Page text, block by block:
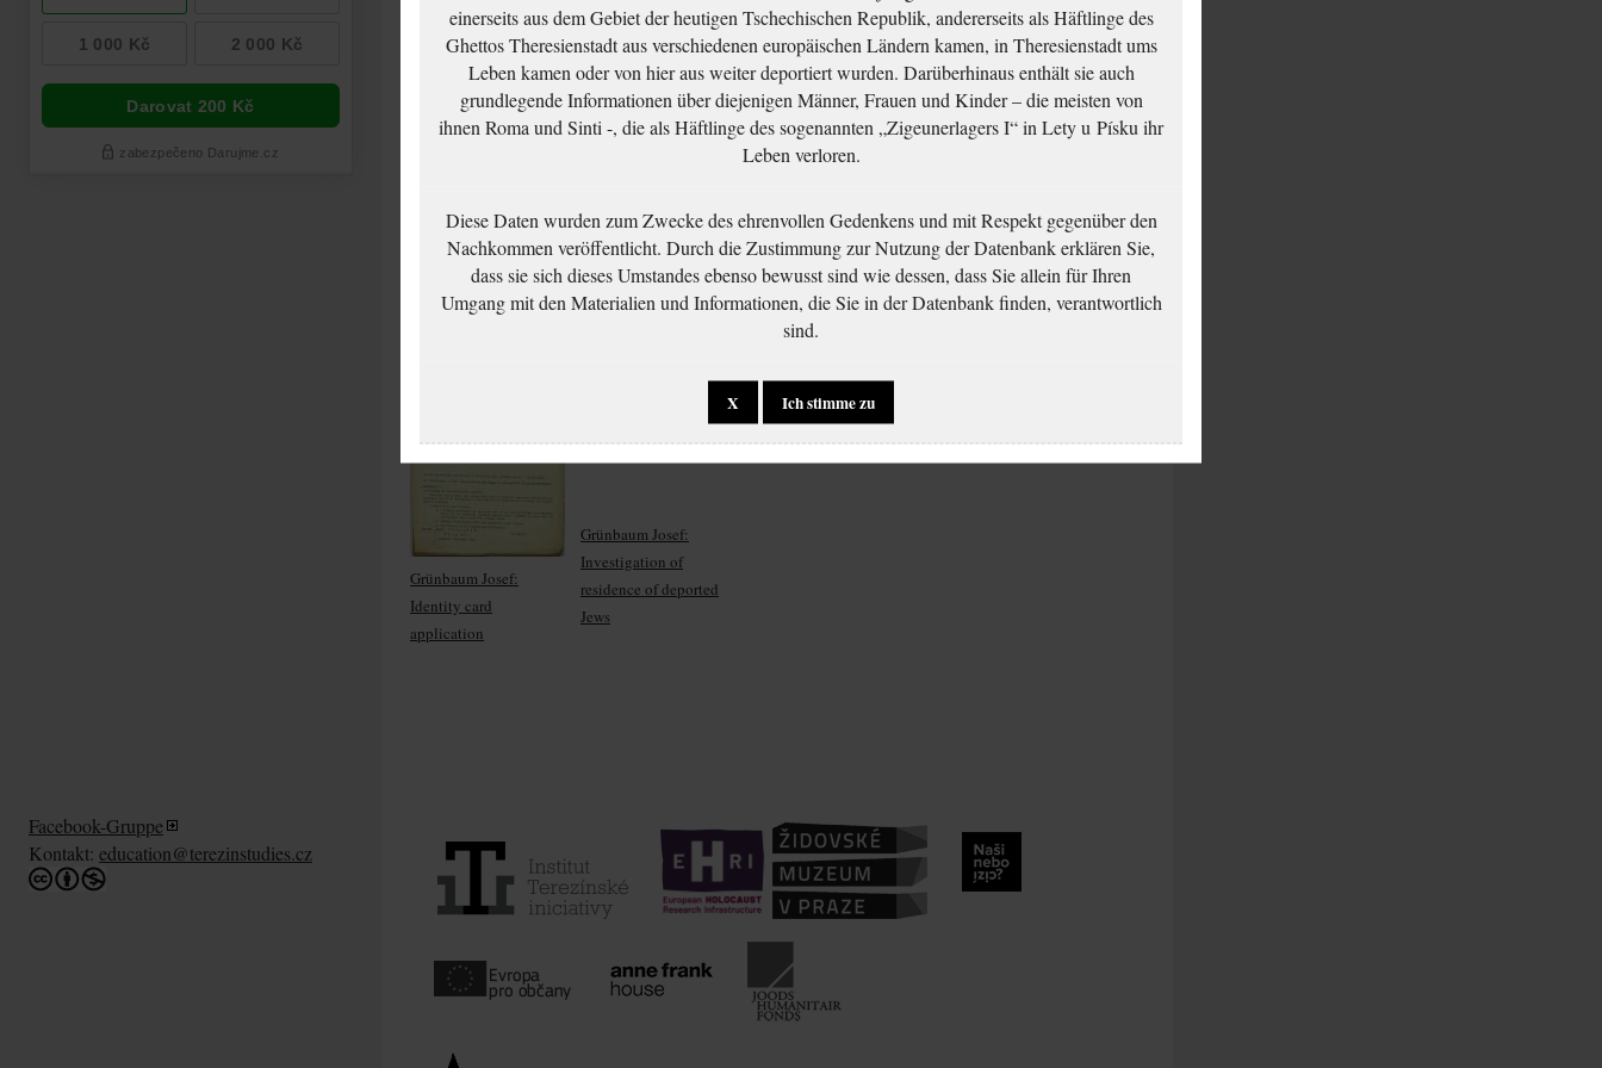
Grünbaum Josef:
Žádost o potvrzení
Grünbaum Josef:
Provisional passport
form
Grünbaum Josef:
Residence permit
application
Grünbaum Josef:
Šetření o osobě
Grünbaum Josef:
Identity card
application
Grünbaum Josef:
Investigation of
residence of deported
Jews
Facebook-Gruppe
Kontakt: education@terezinstudies.cz
einerseits aus dem Gebiet der heutigen Tschechischen Republik, andererseits als Häftlinge des
Ghettos Theresienstadt aus verschiedenen europäischen Ländern kamen, in Theresienstadt ums
Leben kamen oder von hier aus weiter deportiert wurden. Darüberhinaus enthält sie auch
grundlegende Informationen über diejenigen Männer, Frauen und Kinder – die meisten von
ihnen Roma und Sinti -, die als Häftlinge des sogenannten „Zigeunerlagers I“ in Lety u Písku ihr
Leben verloren.
Diese Daten wurden zum Zwecke des ehrenvollen Gedenkens und mit Respekt gegenüber den
Nachkommen veröffentlicht. Durch die Zustimmung zur Nutzung der Datenbank erklären Sie,
dass sie sich dieses Umstandes ebenso bewusst sind wie dessen, dass Sie allein für Ihren
Umgang mit den Materialien und Informationen, die Sie in der Datenbank finden, verantwortlich
sind.
X Ich stimme zu